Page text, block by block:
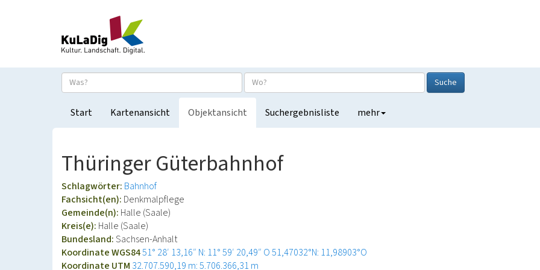
Suche
Start Kartenansicht Objektansicht Suchergebnisliste mehr
Thüringer Güterbahnhof
Schlagwörter: Bahnhof
Fachsicht(en): Denkmalpflege
Gemeinde(n): Halle (Saale)
Kreis(e): Halle (Saale)
Bundesland:Sachsen-Anhalt
Koordinate WGS8451° 28′ 13,16″ N: 11° 59′ 20,49″ O51,47032°N: 11,98903°O
Koordinate UTM 32.707.590,19 m: 5.706.366,31 m